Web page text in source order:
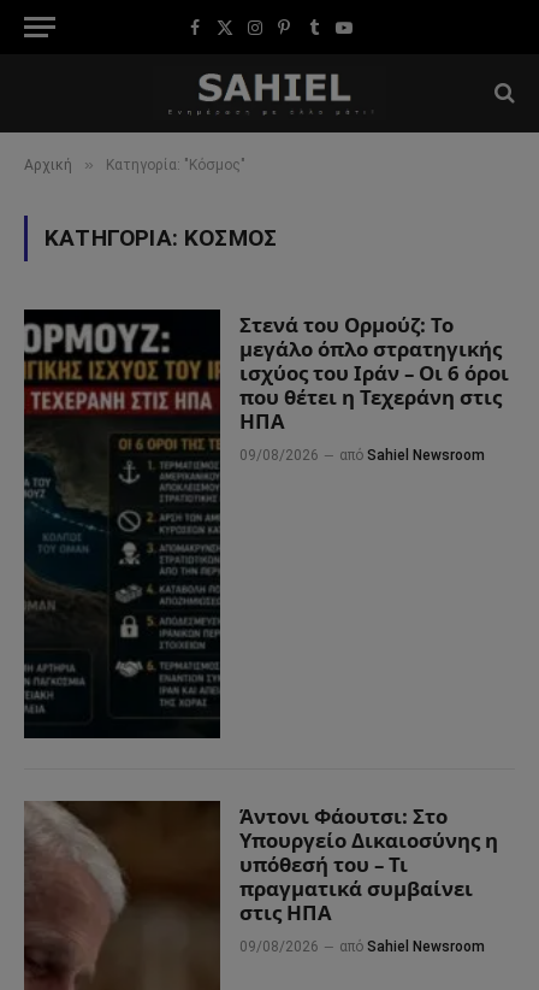
Facebook
X
Instagram
Pinterest
TumblrYouTube
Αρχική » Κατηγορία: "Κόσμος"
ΚΑΤΗΓΟΡΊΑ: ΚΌΣΜΟΣ
Στενά του Ορμούζ: Το
μεγάλο όπλο στρατηγικής
ισχύος του Ιράν – Οι 6 όροι
που θέτει η Τεχεράνη στις
ΗΠΑ
09/08/2026 από Sahiel Newsroom
Άντονι Φάουτσι: Στο
Υπουργείο Δικαιοσύνης η
υπόθεσή του – Τι
πραγματικά συμβαίνει
στις ΗΠΑ
09/08/2026 από Sahiel Newsroom